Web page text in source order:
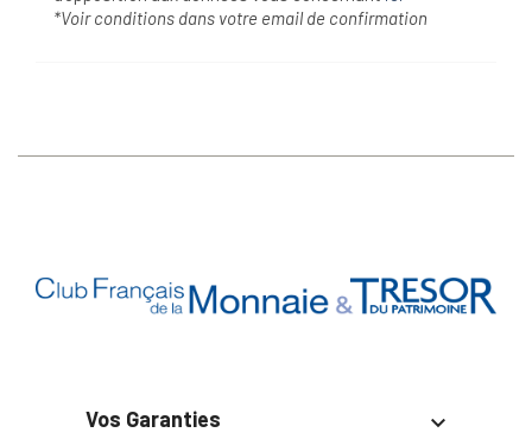
*Voir conditions dans votre email de confirmation
Vos Garanties 